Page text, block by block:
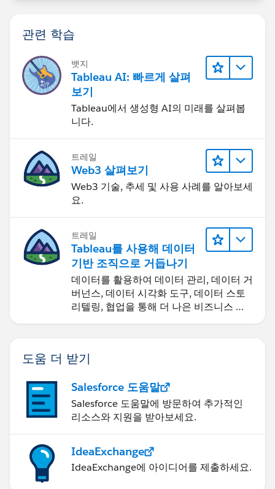
관련 학습
뱃지
Tableau AI: 빠르게 살펴
보기
Tableau에서 생성형 AI의 미래를 살펴봅
니다.
트레일
Web3 살펴보기
Web3 기술, 추세 및 사용 사례를 알아보세
요.
트레일
Tableau를 사용해 데이터
기반 조직으로 거듭나기
데이터를 활용하여 데이터 관리, 데이터 거
버넌스, 데이터 시각화 도구, 데이터 스토
리텔링, 협업을 통해 더 나은 비즈니스 성
도움 더 받기
Salesforce 도움말
Salesforce 도움말에 방문하여 추가적인
리소스와 지원을 받아보세요.
IdeaExchange
IdeaExchange에 아이디어를 제출하세요.